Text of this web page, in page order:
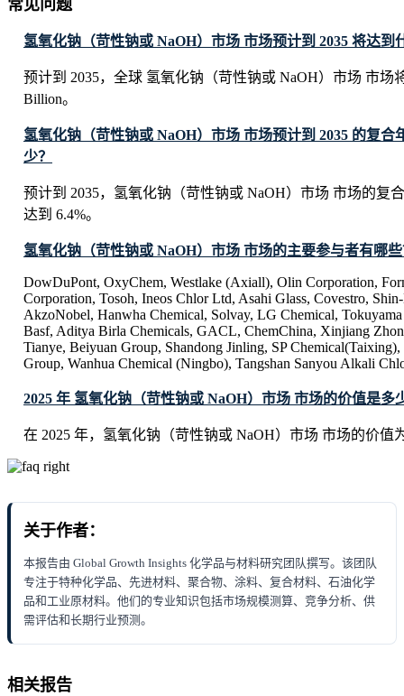
常见问题
氢氧化钠（苛性钠或 NaOH）市场 市场预计到 2035 将达到
预计到 2035，全球 氢氧化钠（苛性钠或 NaOH）市场 市场
Billion。
氢氧化钠（苛性钠或 NaOH）市场 市场预计到 2035 的复合
少？
预计到 2035，氢氧化钠（苛性钠或 NaOH）市场 市场的复
达到 6.4%。
氢氧化钠（苛性钠或 NaOH）市场 市场的主要参与者有哪
DowDuPont, OxyChem, Westlake (Axiall), Olin Corporation,
Corporation, Tosoh, Ineos Chlor Ltd, Asahi Glass, Covestro,
AkzoNobel, Hanwha Chemical, Solvay, LG Chemical,
Basf, Aditya Birla Chemicals, GACL, ChemChina, Xinjiang
Tianye, Beiyuan Group, Shandong Jinling, SP
Group, Wanhua Chemical (Ningbo), Tangshan Sanyou Alkali
2025 年 氢氧化钠（苛性钠或 NaOH）市场 市场的价值是多
在 2025 年，氢氧化钠（苛性钠或 NaOH）市场 市场的价值
关于作者：
本报告由 Global Growth Insights 化学品与材料研究团队撰写。该团队
专注于特种化学品、先进材料、聚合物、涂料、复合材料、石油化学
品和工业原材料。他们的专业知识包括市场规模测算、竞争分析、供
需评估和长期行业预测。
相关报告